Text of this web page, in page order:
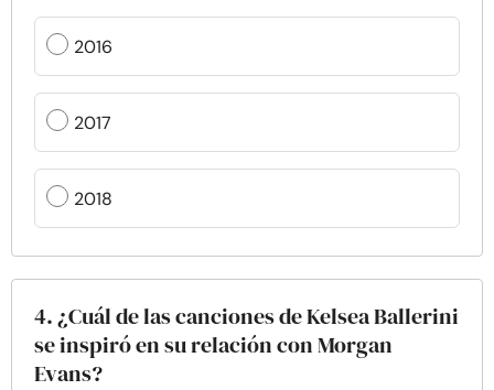
2016
2017
2018
4. ¿Cuál de las canciones de Kelsea Ballerini
se inspiró en su relación con Morgan
Evans?